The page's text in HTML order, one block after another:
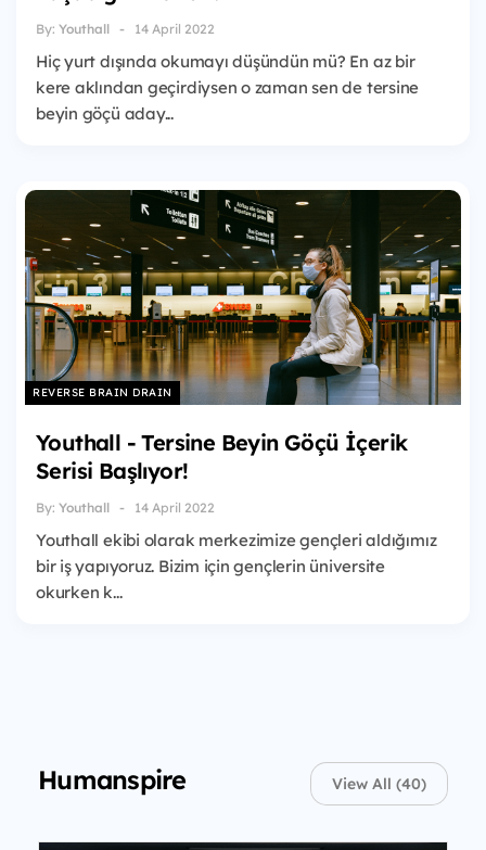
By: Youthall 14 April 2022
Hiç yurt dışında okumayı düşündün mü? En az bir
kere aklından geçirdiysen o zaman sen de tersine
beyin göçü aday...
REVERSE BRAIN DRAIN
Youthall - Tersine Beyin Göçü İçerik
Serisi Başlıyor!
By: Youthall 14 April 2022
Youthall ekibi olarak merkezimize gençleri aldığımız
bir iş yapıyoruz. Bizim için gençlerin üniversite
okurken k...
Humanspire View All (40)